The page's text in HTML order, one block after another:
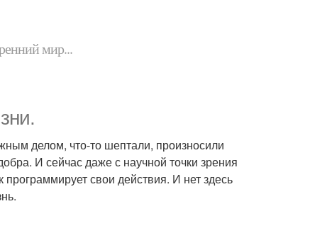
мир...
делом, что-то шептали, произносили
И сейчас даже с научной точки зрения
свои действия. И нет здесь